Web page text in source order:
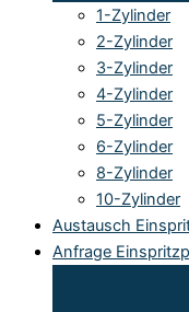
1-Zylinder
2-Zylinder
3-Zylinder
4-Zylinder
5-Zylinder
6-Zylinder
8-Zylinder
10-Zylinder
Austausch
Anfrage